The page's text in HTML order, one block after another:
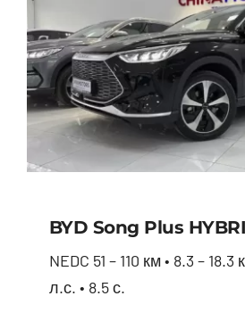
BYD Song Plus
NEDC 51 – 110 км • 8.3 – 18.3
л.с. • 8.5 с.